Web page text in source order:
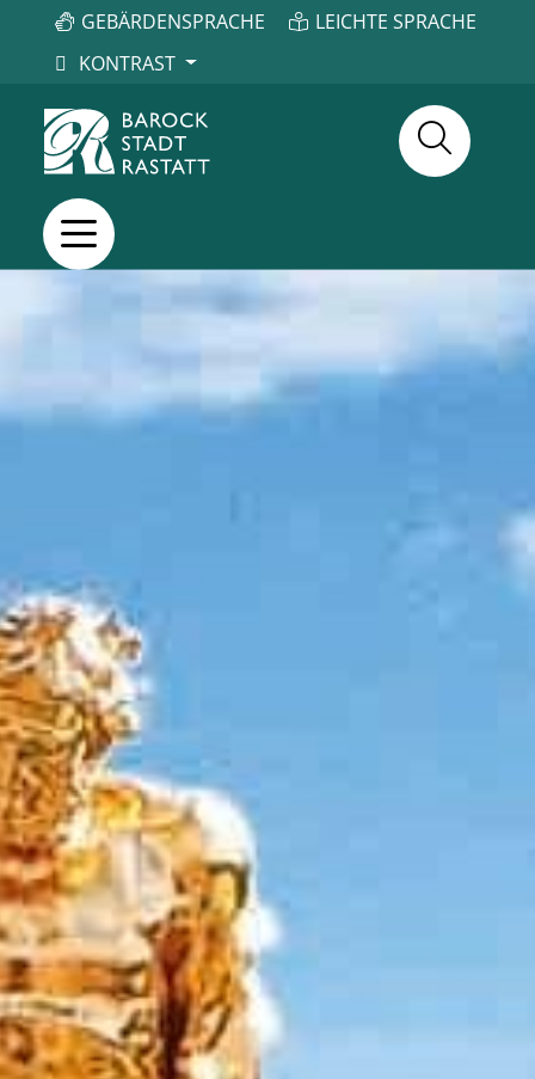
GEBÄRDENSPRACHE
LEICHTE SPRACHE
KONTRAST